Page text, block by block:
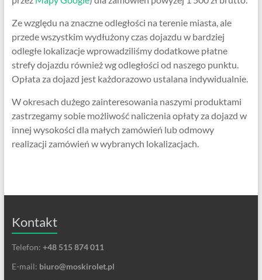
Ze względu na znaczne odległości na terenie miasta, ale
przede wszystkim wydłużony czas dojazdu w bardziej
odległe lokalizacje wprowadziliśmy dodatkowe płatne
strefy dojazdu również wg odległości od naszego punktu.
Opłata za dojazd jest każdorazowo ustalana indywidualnie.
W okresach dużego zainteresowania naszymi produktami
zastrzegamy sobie możliwość naliczenia opłaty za dojazd w
innej wysokości dla małych zamówień lub odmowy
realizacji zamówień w wybranych lokalizacjach.
Kontakt
Telefon: +48 515 874 011
E-mail: biuro@moskirolet.pl